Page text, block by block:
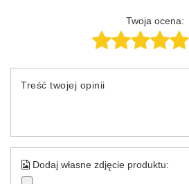
Twoja ocena:
Treść twojej opinii
Dodaj własne zdjęcie produktu: